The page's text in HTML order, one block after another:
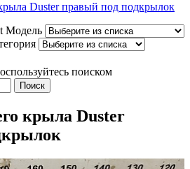
Duster правый под подкрылок
Модель
поиском
крыла Duster